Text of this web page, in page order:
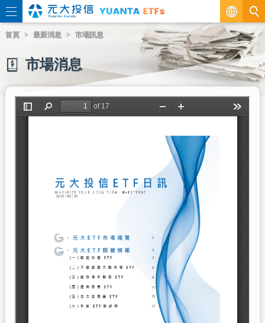
繁
EN
首頁 最新消息 市場訊息
市場消息